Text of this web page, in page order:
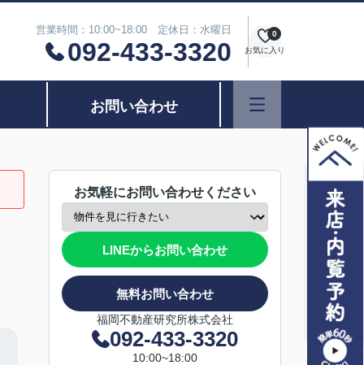
営業時間：10:00~18:00 定休日：水曜日
092-433-3320 お気に入り
0
お問い合わせ
お気軽にお問い合わせください
LINEからお問い合わせ
無料お問い合わせ
福岡不動産研究所株式会社
092-433-3320
10:00~18:00